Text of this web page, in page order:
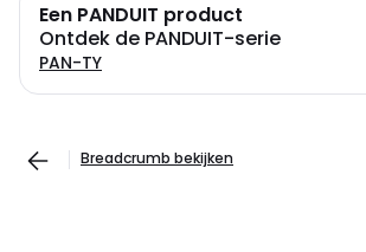
Een PANDUIT product
Ontdek de PANDUIT-serie
PAN-TY
Breadcrumb bekijken